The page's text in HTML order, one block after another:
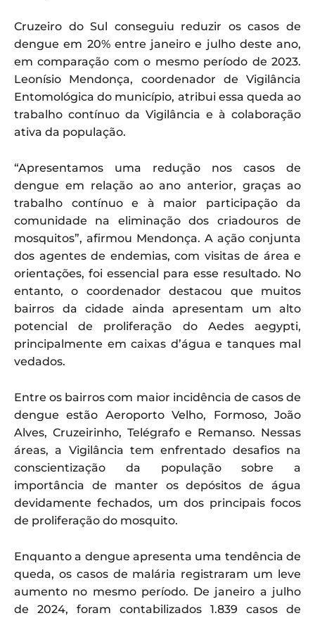
Cruzeiro do Sul conseguiu reduzir os casos de
dengue em 20% entre janeiro e julho deste ano,
em comparação com o mesmo período de 2023.
Leonísio Mendonça, coordenador de Vigilância
Entomológica do município, atribui essa queda ao
trabalho contínuo da Vigilância e à colaboração
ativa da população.
“Apresentamos uma redução nos casos de
dengue em relação ao ano anterior, graças ao
trabalho contínuo e à maior participação da
comunidade na eliminação dos criadouros de
mosquitos”, afirmou Mendonça. A ação conjunta
dos agentes de endemias, com visitas de área e
orientações, foi essencial para esse resultado. No
entanto, o coordenador destacou que muitos
bairros da cidade ainda apresentam um alto
potencial de proliferação do Aedes aegypti,
principalmente em caixas d’água e tanques mal
vedados.
Entre os bairros com maior incidência de casos de
dengue estão Aeroporto Velho, Formoso, João
Alves, Cruzeirinho, Telégrafo e Remanso. Nessas
áreas, a Vigilância tem enfrentado desafios na
conscientização da população sobre a
importância de manter os depósitos de água
devidamente fechados, um dos principais focos
de proliferação do mosquito.
Enquanto a dengue apresenta uma tendência de
queda, os casos de malária registraram um leve
aumento no mesmo período. De janeiro a julho
de 2024, foram contabilizados 1.839 casos de